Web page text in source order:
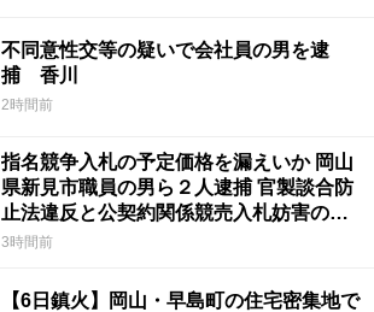
不同意性交等の疑いで会社員の男を逮
捕 香川
2時間前
指名競争入札の予定価格を漏えいか 岡山
県新見市職員の男ら２人逮捕 官製談合防
止法違反と公契約関係競売入札妨害の疑
い
3時間前
【6日鎮火】岡山・早島町の住宅密集地で